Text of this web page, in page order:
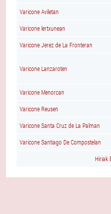
Varicone Aviletan
Varicone lertxunean
Varicone Jerez de La Fronteran
Varicone Lanzaroten
Varicone Menorcan
Varicone Reusen
Varicone Santa Cruz de La Palman
Varicone Santiago De Compostelan
Hiriak